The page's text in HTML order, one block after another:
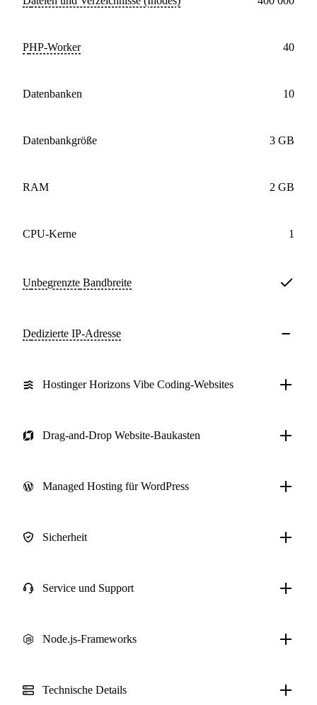
PHP-Worker 40
Datenbanken 10
Datenbankgröße 3 GB
RAM 2 GB
CPU-Kerne 1
Unbegrenzte Bandbreite
Dedizierte IP-Adresse
Hostinger Horizons Vibe Coding-Websites
Drag-and-Drop Website-Baukasten
Managed Hosting für WordPress
Sicherheit
Service und Support
Node.js-Frameworks
Technische Details